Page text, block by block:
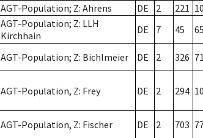
AGT-Population; Z: Ahrens DE 2 221
AGT-Population; Z: LLH
Kirchhain
DE 7 45
AGT-Population; Z: Bichlmeier DE 2 326
AGT-Population, Z: Frey DE 2 294
AGT-Population, Z: Fischer DE 2 703